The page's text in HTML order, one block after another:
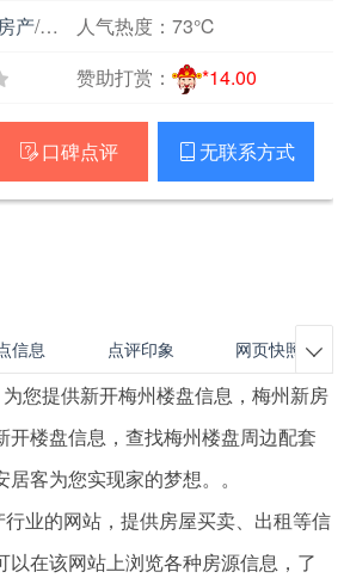
产/租房买房人气热度： 73℃
赞助打赏： *14.00
 口碑点评  无联系方式
信息 点评印象 网页快照 
您提供新开梅州楼盘信息，梅州新房
开楼盘信息，查找梅州楼盘周边配套
客为您实现家的梦想。。
业的网站，提供房屋买卖、出租等信
以在该网站上浏览各种房源信息，了